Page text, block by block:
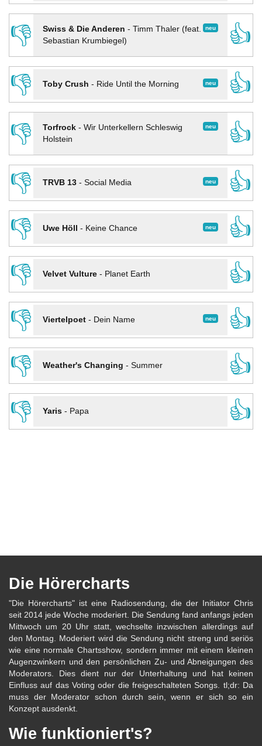
👎
neu
Swiss & Die Anderen - Timm Thaler (feat.
Sebastian Krumbiegel)
👍
👎
neu
Toby Crush - Ride Until the Morning
👍
👎
neu
Torfrock- Wir Unterkellern Schleswig
Holstein
👍
👎
neu
TRVB 13- Social Media
👍
👎
neu
Uwe Höll - Keine Chance
👍
👎
Velvet Vulture- Planet Earth
👍
👎
neu
Viertelpoet- Dein Name
👍
👎
Weather's Changing - Summer
👍
👎
Yaris- Papa 👍
Die Hörercharts
"Die Hörercharts" ist eine Radiosendung, die der Initiator Chris
seit 2014 jede Woche moderiert. Die Sendung fand anfangs jeden
Mittwoch um 20 Uhr statt, wechselte inzwischen allerdings auf
den Montag. Moderiert wird die Sendung nicht streng und seriös
wie eine normale Chartsshow, sondern immer mit einem kleinen
Augenzwinkern und den persönlichen Zu- und Abneigungen des
Moderators. Dies dient nur der Unterhaltung und hat keinen
Einfluss auf das Voting oder die freigeschalteten Songs. tl;dr: Da
muss der Moderator schon durch sein, wenn er sich so ein
Konzept ausdenkt.
Wie funktioniert's?